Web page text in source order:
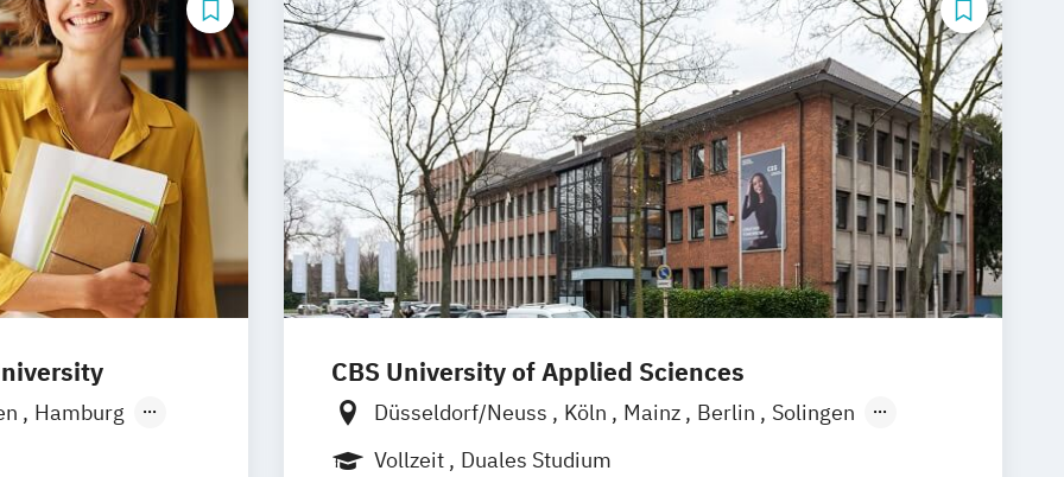
Hamburg
CBS University of Applied Sciences
Düsseldorf/Neuss Köln Mainz Berlin
Solingen
Hamburg
Rheine Rostock
Vollzeit
Duales Studium